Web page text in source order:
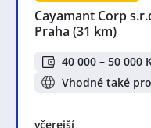
Cayamant Corp
Praha (31 km)
40 000 – 50 000
Vhodné také
včerejší